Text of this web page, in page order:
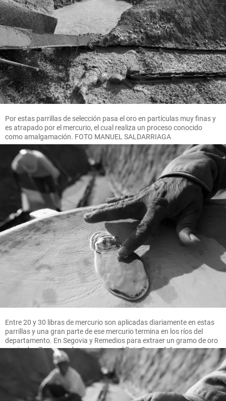
Por estas parrillas de selección pasa el oro en partículas muy finas y
es atrapado por el mercurio, el cual realiza un proceso conocido
como amalgamación. FOTO MANUEL SALDARRIAGA
Entre 20 y 30 libras de mercurio son aplicadas diariamente en estas
parrillas y una gran parte de ese mercurio termina en los ríos del
departamento. En Segovia y Remedios para extraer un gramo de oro
se pierden 7 gramos de mercurio, en el Bajo Cauca 4.4 gramos.
FOTO MANUEL SALDARRIAGA